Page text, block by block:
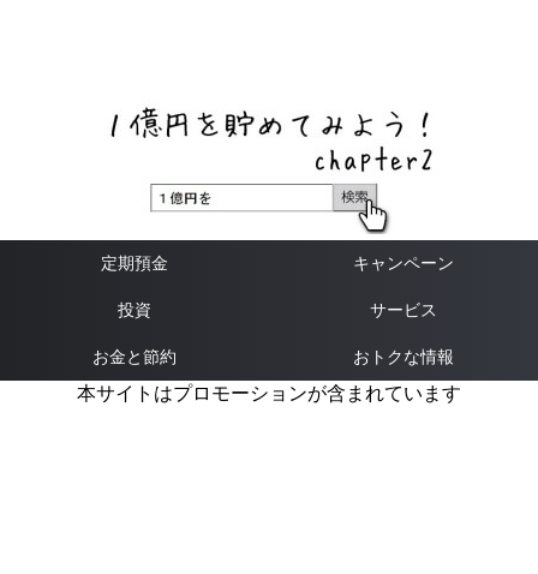
定期預金 キャンペーン
投資 サービス
お金と節約 おトクな情報
本サイトはプロモーションが含まれています